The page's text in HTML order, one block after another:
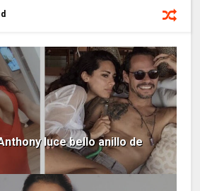
luce bello anillo de